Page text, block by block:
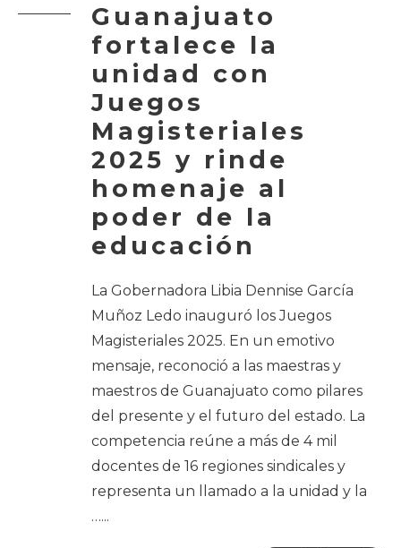
Guanajuato
fortalece la
unidad con
Juegos
Magisteriales
2025 y rinde
homenaje al
poder de la
educación
La Gobernadora Libia Dennise García
Muñoz Ledo inauguró los Juegos
Magisteriales 2025. En un emotivo
mensaje, reconoció a las maestras y
maestros de Guanajuato como pilares
del presente y el futuro del estado. La
competencia reúne a más de 4 mil
docentes de 16 regiones sindicales y
representa un llamado a la unidad y la
…...